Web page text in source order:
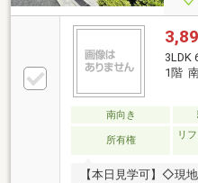
3LDK
1階
南向き
所有権
リ
【本日見学可】◇現